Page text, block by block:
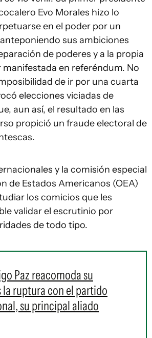
Evo Morales hizo lo
en el poder por un
sus ambiciones
de poderes y a la propia
en referéndum. No
de ir por una cuarta
elecciones viciadas de
aun así, el resultado en las
propició un fraude electoral de
y la comisión especial
de Estados Americanos (OEA)
los comicios que les
validar el escrutinio por
de todo tipo.
Paz reacomoda su
la ruptura con el partido
su principal aliado